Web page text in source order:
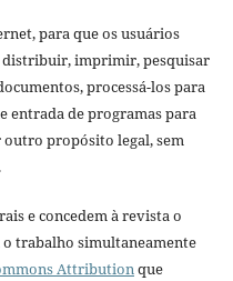
para que os usuários
distribuir, imprimir, pesquisar
processá-los para
entrada de programas para
propósito legal, sem
e concedem à revista o
trabalho simultaneamente
Attributionque